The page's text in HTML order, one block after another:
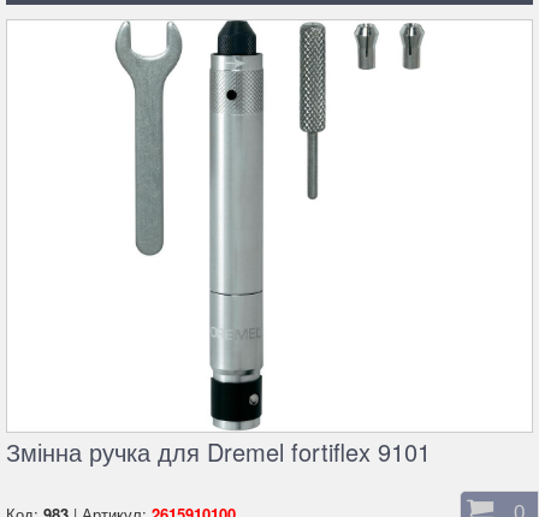
Змінна ручка для Dremel fortiflex 9101